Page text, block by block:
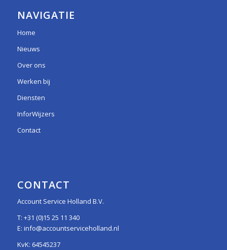
NAVIGATIE
Home
Nieuws
Over ons
Werken bij
Diensten
InforWijzers
Contact
CONTACT
Account Service Holland B.V.
T: +31 (0)15 25 11 340
E: info@accountserviceholland.nl
KvK: 64545237